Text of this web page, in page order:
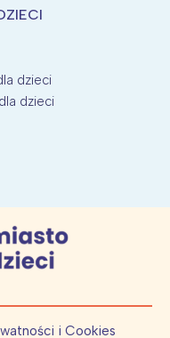
dzieci
dzieci
i Cookies